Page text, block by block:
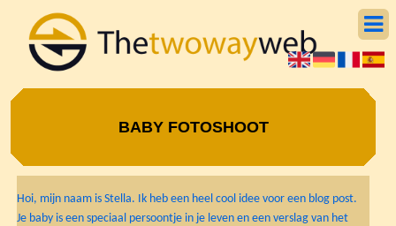
BABY FOTOSHOOT
Hoi, mijn naam is Stella. Ik heb een heel cool idee voor een blog post.
Je baby is een speciaal persoontje in je leven en een verslag van het